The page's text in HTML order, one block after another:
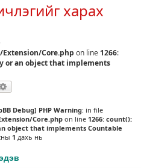
харах
Core.php on line 1266:
or an object that implements
Debug] PHP Warning: in file
Core.phpon line 1266: count():
object that implements Countable
1 дахь нь